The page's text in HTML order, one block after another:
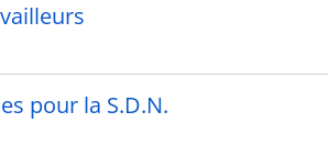
pour la S.D.N.